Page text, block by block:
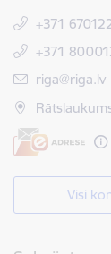
+371
+371
E-pasts:
riga@riga.lv
Visi